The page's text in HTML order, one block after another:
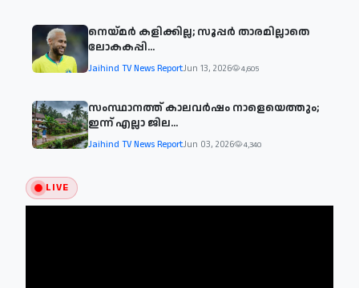
നെയ്മര്‍ കളിക്കില്ല; സൂപ്പര്‍ താരമില്ലാതെ
ലോകകപ്പി...
Jaihind TV News ReportJun 13, 2026 4,605
സംസ്ഥാനത്ത് കാലവര്‍ഷം നാളെയെത്തും;
ഇന്ന് എല്ലാ ജില...
Jaihind TV News ReportJun 03, 2026 4,340
LIVE